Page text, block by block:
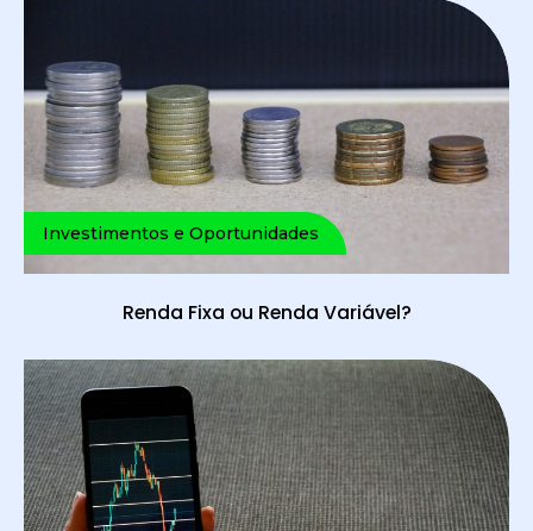
Investimentos e Oportunidades
Renda Fixa ou Renda Variável?